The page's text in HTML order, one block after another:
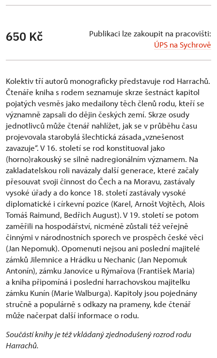
650 Kč
Publikaci lze zakoupit na pracovišti:
ÚPS na Sychrově
Kolektiv tří autorů monograficky představuje rod Harrachů.
Čtenáře kniha s rodem seznamuje skrze šestnáct kapitol
pojatých vesměs jako medailony těch členů rodu, kteří se
významně zapsali do dějin českých zemí. Skrze osudy
jednotlivců může čtenář nahlížet, jak se v průběhu času
projevovala starobylá šlechtická zásada „vznešenost
zavazuje“. V 16. století se rod konstituoval jako
(horno)rakouský se silně nadregionálním významem. Na
zakladatelskou roli navázaly další generace, které začaly
přesouvat svoji činnost do Čech a na Moravu, zastávaly
vysoké úřady a do konce 18. století zastávaly vysoké
diplomatické i církevní pozice (Karel, Arnošt Vojtěch, Alois
Tomáš Raimund, Bedřich August). V 19. století se potom
zaměřili na hospodářství, nicméně zůstali též veřejně
činnými v národnostních sporech ve prospěch české věci
(Jan Nepomuk). Opomenuti nejsou ani poslední majitelé
zámků Jilemnice a Hrádku u Nechanic (Jan Nepomuk
Antonín), zámku Janovice u Rýmařova (František Maria)
a kniha připomíná i poslední harrachovskou majitelku
zámku Kunín (Marie Walburga). Kapitoly jsou pojednány
stručně a populárně s odkazy na prameny, kde čtenář
může načerpat další informace o rodu.
Součástí knihy je též vkládaný zjednodušený rozrod rodu
Harrachů.